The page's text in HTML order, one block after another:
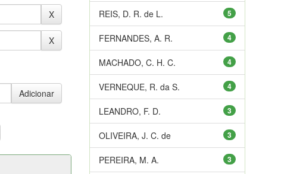
5
REIS, D. R. de L.
4
FERNANDES, A. R.
4
MACHADO, C. H. C.
4
VERNEQUE, R. da S.
3
LEANDRO, F. D.
3
OLIVEIRA, J. C. de
3
PEREIRA, M. A.